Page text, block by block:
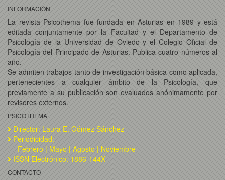
INFORMACIÓN
La revista Psicothema fue fundada en Asturias en 1989 y está
editada conjuntamente por la Facultad y el Departamento de
Psicología de la Universidad de Oviedo y el Colegio Oficial de
Psicología del Principado de Asturias. Publica cuatro números al
año.
Se admiten trabajos tanto de investigación básica como aplicada,
pertenecientes a cualquier ámbito de la Psicología, que
previamente a su publicación son evaluados anónimamente por
revisores externos.
PSICOTHEMA
Director: Laura E. Gómez Sánchez
Periodicidad:
Febrero | Mayo | Agosto | Noviembre
ISSN Electrónico: 1886-144X
CONTACTO